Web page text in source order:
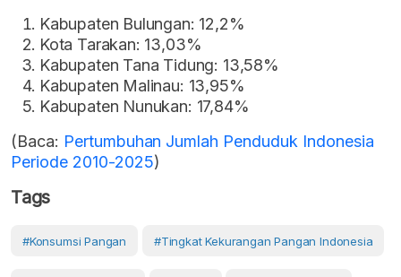
Kabupaten Bulungan: 12,2%
Kota Tarakan: 13,03%
Kabupaten Tana Tidung: 13,58%
Kabupaten Malinau: 13,95%
Kabupaten Nunukan: 17,84%
(Baca: Pertumbuhan Jumlah Penduduk Indonesia
Periode 2010-2025)
Tags
#konsumsi Pangan #Tingkat Kekurangan Pangan Indonesia